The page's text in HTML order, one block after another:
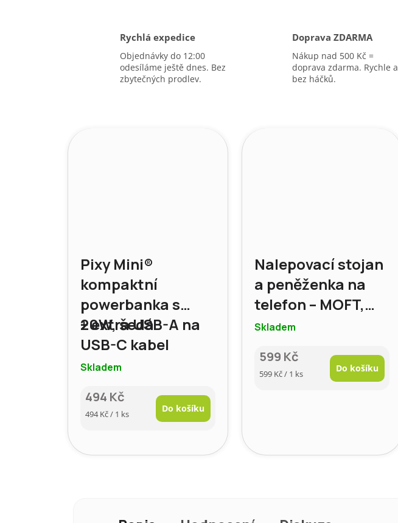
Rychlá expedice
Objednávky do 12:00
odesíláme ještě dnes. Bez
zbytečných prodlev.
Doprava ZDARMA
Nákup nad 500 Kč =
doprava zdarma. Rychle a
bez háčků.
Pixy Mini®
kompaktní
powerbanka s
20W, šedá
+ extra USB-A na
USB-C kabel
Skladem
494 Kč
Měrná
494 Kč / 1 ks
Do košíku
Nalepovací stojan
a peněženka na
telefon – MOFT,
barva: šedá
Skladem
599 Kč
Měrná
599 Kč / 1 ks
Do košíku